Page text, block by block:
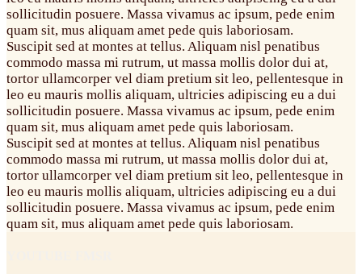
sollicitudin posuere. Massa vivamus ac ipsum, pede enim
quam sit, mus aliquam amet pede quis laboriosam.
Suscipit sed at montes at tellus. Aliquam nisl penatibus
commodo massa mi rutrum, ut massa mollis dolor dui at,
tortor ullamcorper vel diam pretium sit leo, pellentesque in
leo eu mauris mollis aliquam, ultricies adipiscing eu a dui
sollicitudin posuere. Massa vivamus ac ipsum, pede enim
quam sit, mus aliquam amet pede quis laboriosam.
Suscipit sed at montes at tellus. Aliquam nisl penatibus
commodo massa mi rutrum, ut massa mollis dolor dui at,
tortor ullamcorper vel diam pretium sit leo, pellentesque in
leo eu mauris mollis aliquam, ultricies adipiscing eu a dui
sollicitudin posuere. Massa vivamus ac ipsum, pede enim
quam sit, mus aliquam amet pede quis laboriosam.